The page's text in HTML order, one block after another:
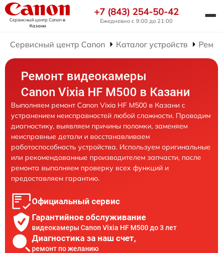
Сервисный центр Canonв
Казани
+7 (843) 254-50-42
Ежедневно с 9:00 до 21:00
Сервисный центр Canon Каталог устройств
Ремонт видеокамеры
Canon Vixia HF M500 в Казани
Выполняем ремонт Canon Vixia HF M500 в Казани с
устранением неисправностей любой сложности. Проводим
диагностику, выявляем причины поломки, заменяем
неисправные детали и восстанавливаем
работоспособность устройства. Используем оригинальные
или рекомендованные производителем запчасти, после
ремонта выполняем проверку всех функций и
предоставляем гарантию.
Официальный сервис
Гарантийное обслуживание
видеокамеры Canon Vixia HF M500 до 3 лет
Диагностика за наш счет,
ремонт по желанию